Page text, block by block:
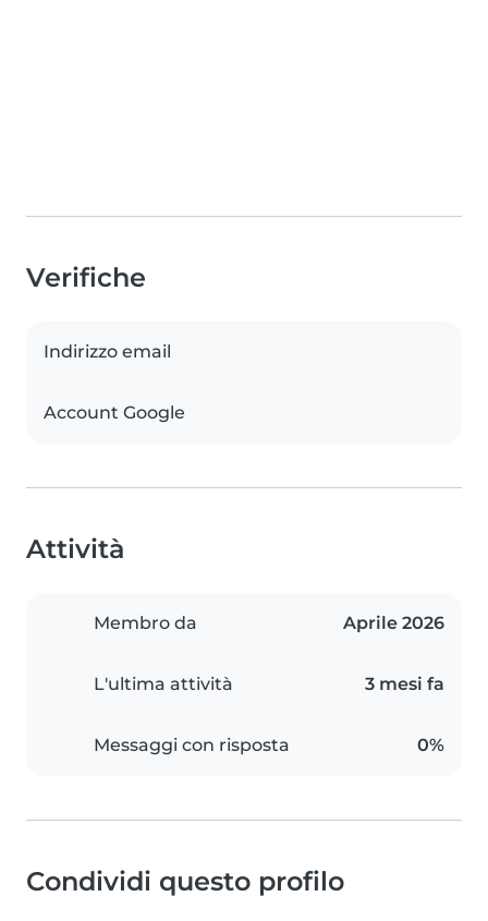
Verifiche
Indirizzo email
Account Google
Attività
Membro da Aprile 2026
L'ultima attività 3 mesi fa
Messaggi con risposta 0%
Condividi questo profilo